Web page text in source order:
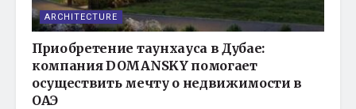
ARCHITECTURE
Приобретение таунхауса в Дубае:
компания DOMANSKY помогает
осуществить мечту о недвижимости в
ОАЭ